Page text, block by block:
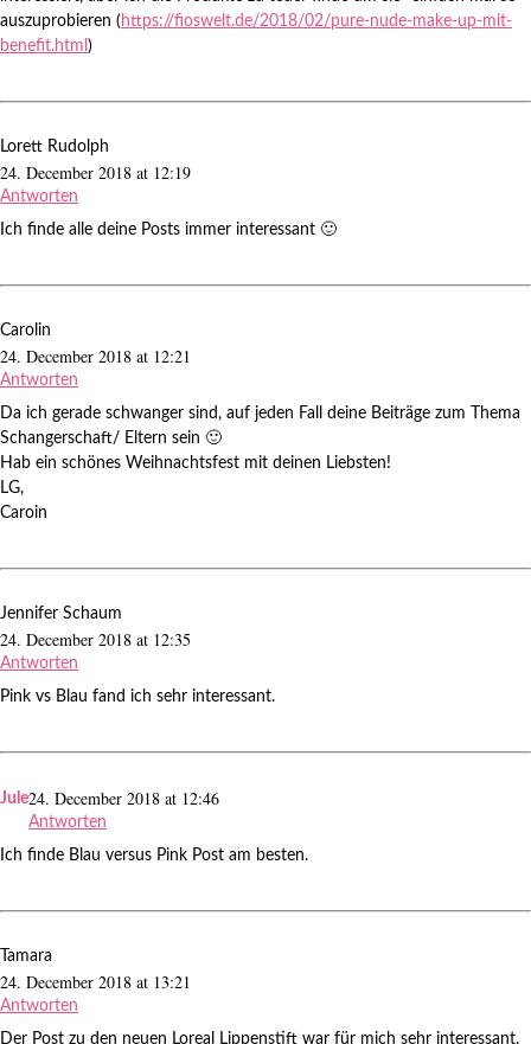
auszuprobieren ( https://fioswelt.de/2018/02/pure-nude-make-up-mit-
benefit.html )
Lorett Rudolph
24. December 2018 at 12:19
Antworten
Ich finde alle deine Posts immer interessant 🙂
Carolin
24. December 2018 at 12:21
Antworten
Da ich gerade schwanger sind, auf jeden Fall deine Beiträge zum Thema
Schangerschaft/ Eltern sein 🙂
Hab ein schönes Weihnachtsfest mit deinen Liebsten!
LG,
Caroin
Jennifer Schaum
24. December 2018 at 12:35
Antworten
Pink vs Blau fand ich sehr interessant.
Jule24. December 2018 at 12:46
Antworten
Ich finde Blau versus Pink Post am besten.
Tamara
24. December 2018 at 13:21
Antworten
Der Post zu den neuen Loreal Lippenstift war für mich sehr interessant.